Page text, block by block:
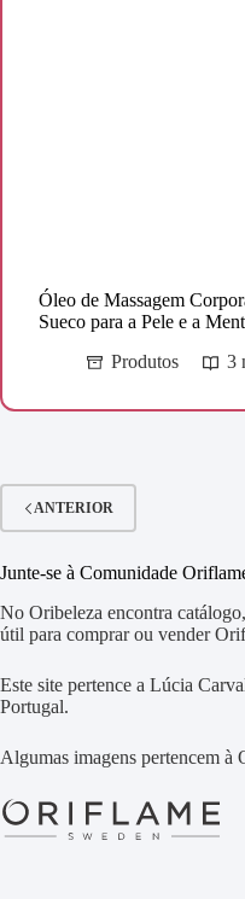
Óleo de Massagem
Sueco para a Pele e a
Produtos
3
ANTERIOR
Junte-se à Comunidade
No Oribeleza encontra
útil para comprar ou vender
Este site pertence a Lúcia
Portugal.
Algumas imagens pertencem à